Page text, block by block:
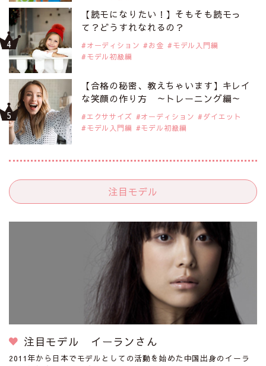
【読モになりたい！】そもそも読モっ
て？どうすれなれるの？
オーディション お金
モデル入門編
モデル初級編
【合格の秘密、教えちゃいます】キレイ
な笑顔の作り方 ～トレーニング編～
エクササイズ オーディション
ダイエット
モデル入門編
モデル初級編
注目モデル
注目モデル イーランさん
2011年から日本でモデルとしての活動を始めた中国出身のイーラ